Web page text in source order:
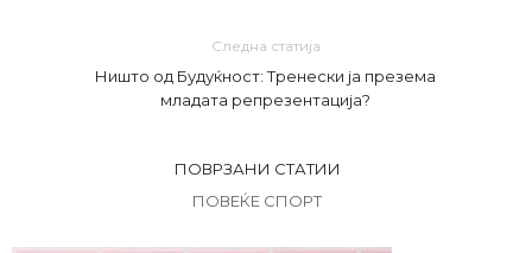
Следна статија
Ништо од Будуќност: Тренески ја презема
младата репрезентација?
ПОВРЗАНИ СТАТИИ
ПОВЕЌЕ СПОРТ